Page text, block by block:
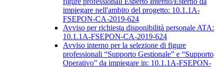
impiegare nell'ambito del progetto: 10.1.1A-
FSEPON-CA-2019-624
Avviso per richiesta disponibilità personale ATA:
10.1.1A-FSEPON-CA-2019-624
Avviso interno per la selezione di figure
professionali “Supporto Gestionale” e “Supporto
Operativo” da impiegare in: 10.1.1A-FSEPON-